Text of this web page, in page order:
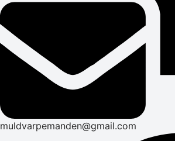
muldvarpemanden@gmail.com